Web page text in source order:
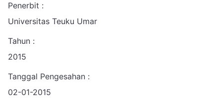
Penerbit :
Universitas Teuku Umar
Tahun :
2015
Tanggal Pengesahan :
02-01-2015